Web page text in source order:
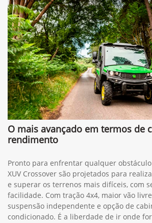
O mais avançado em termos de
rendimento
Pronto para enfrentar qualquer
XUV Crossover são projetados para
e superar os terrenos mais difíceis, com
facilidade. Com tração 4x4, maior vão
suspensão independente e opção de
condicionado. É a liberdade de ir onde